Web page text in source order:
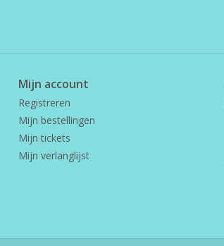
Mijn account
Registreren
Mijn bestellingen
Mijn tickets
Mijn verlanglijst